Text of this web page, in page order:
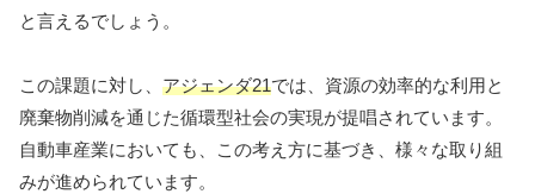
と言えるでしょう。
この課題に対し、 アジェンダ21では、資源の効率的な利用と
廃棄物削減を通じた循環型社会の実現が提唱されています。
自動車産業においても、この考え方に基づき、様々な取り組
みが進められています。